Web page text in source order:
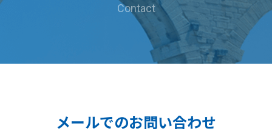
Contact
メールでのお問い合わせ